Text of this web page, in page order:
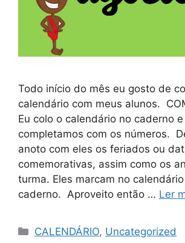
Todo início do mês eu gosto de
calendário com meus alunos.
Eu colo o calendário no caderno
completamos com os números.
anoto com eles os feriados ou
comemorativas, assim como os
turma. Eles marcam no
caderno. Aproveito então … Ler
CALENDÁRIO, Uncategorized